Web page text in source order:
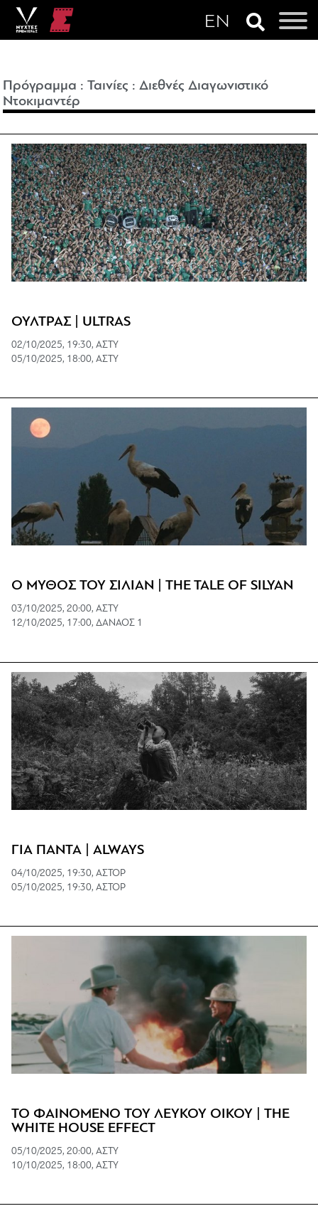
Πρόγραμμα :Ταινίες :Διεθνές Διαγωνιστικό
Ντοκιμαντέρ
ΟΥΛΤΡΑΣ | ULTRAS
02/10/2025, 19:30, ΑΣΤΥ
05/10/2025, 18:00, ΑΣΤΥ
Ο ΜΥΘΟΣ ΤΟΥ ΣΙΛΙΑΝ | THE TALE OF SILYAN
03/10/2025, 20:00, ΑΣΤΥ
12/10/2025, 17:00, ΔΑΝΑΟΣ 1
ΓΙΑ ΠΑΝΤΑ | ALWAYS
04/10/2025, 19:30, ΑΣΤΟΡ
05/10/2025, 19:30, ΑΣΤΟΡ
ΤΟ ΦΑΙΝΟΜΕΝΟ ΤΟΥ ΛΕΥΚΟΥ ΟΙΚΟΥ | THE
WHITE HOUSE EFFECT
05/10/2025, 20:00, ΑΣΤΥ
10/10/2025, 18:00, ΑΣΤΥ